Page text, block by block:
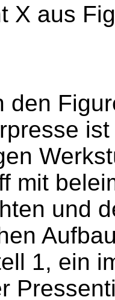
X aus
den
mit
und
1, ein